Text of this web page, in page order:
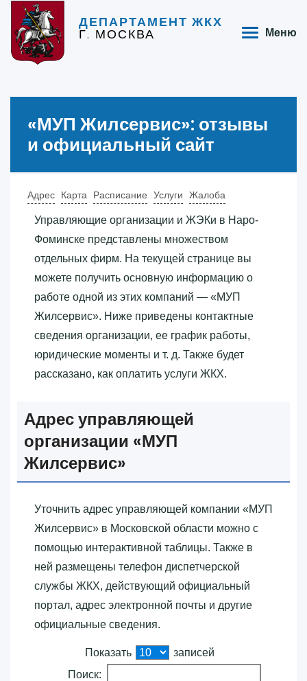
ДЕПАРТАМЕНТ ЖКХ
Г. МОСКВА Меню
«‎МУП Жилсервис»‎: отзывы
и официальный сайт
Адрес Карта Расписание Услуги Жалоба
Управляющие организации и ЖЭКи в Наро-
Фоминске представлены множеством
отдельных фирм. На текущей странице вы
можете получить основную информацию о
работе одной из этих компаний — «‎МУП
Жилсервис»‎. Ниже приведены контактные
сведения организации, ее график работы,
юридические моменты и т. д. Также будет
рассказано, как оплатить услуги ЖКХ.
Адрес управляющей
организации «‎МУП
Жилсервис»‎
Уточнить адрес управляющей компании «‎МУП
Жилсервис»‎ в Московской области можно с
помощью интерактивной таблицы. Также в
ней размещены телефон диспетчерской
службы ЖКХ, действующий официальный
портал, адрес электронной почты и другие
официальные сведения.
Показать
записей
Поиск: